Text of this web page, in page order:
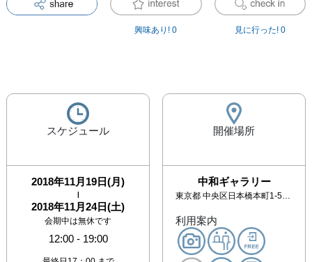
興味あり! 0 見に行った! 0
スケジュール
2018年11月19日(月)
|
2018年11月24日(土)
会期中は無休です
12:00- 19:00
開催場所
中和ギャラリー
東京都 中央区日本橋本町1-5-17 町田ビル4F
利用案内